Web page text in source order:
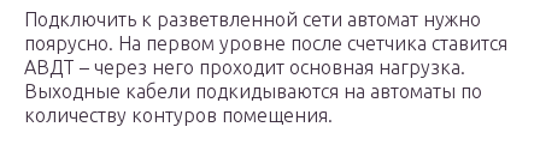
Подключить к разветвленной сети автомат нужно
поярусно. На первом уровне после счетчика ставится
АВДТ – через него проходит основная нагрузка.
Выходные кабели подкидываются на автоматы по
количеству контуров помещения.